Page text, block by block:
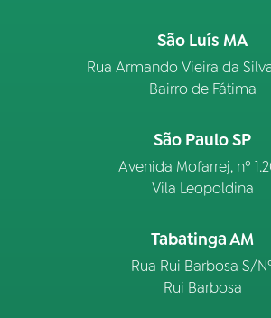
São Luís MA
Rua Armando Vieira da
Bairro de Fátima
São Paulo SP
Avenida Mofarrej, nº
Vila Leopoldina
Tabatinga AM
Rua Rui Barbosa S/
Rui Barbosa